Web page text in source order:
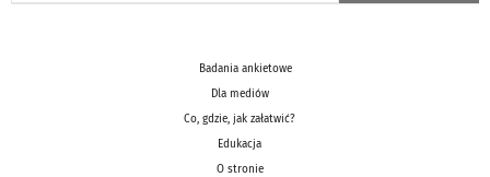
Badania ankietowe
Dla mediów
Co, gdzie, jak załatwić?
Edukacja
O stronie